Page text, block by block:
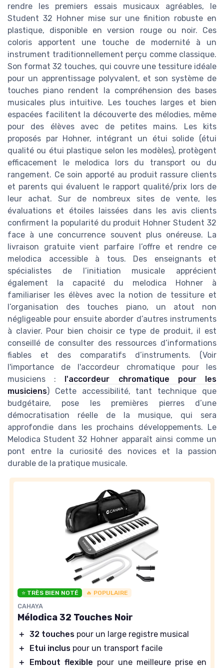
rendre les premiers essais musicaux agréables, le
Student 32 Hohner mise sur une finition robuste en
plastique, disponible en version rouge ou noir. Ces
coloris apportent une touche de modernité à un
instrument traditionnellement perçu comme classique.
Son format 32 touches, qui couvre une tessiture idéale
pour un apprentissage polyvalent, et son système de
touches piano rendent la compréhension des bases
musicales plus intuitive. Les touches larges et bien
espacées facilitent la découverte des mélodies, même
pour des élèves avec de petites mains. Les kits
proposés par Hohner, intégrant un étui solide (étui
qualité ou étui plastique selon les modèles), protègent
efficacement le melodica lors du transport ou du
rangement. Ce soin apporté au produit rassure clients
et parents qui évaluent le rapport qualité/prix lors de
leur achat. Sur de nombreux sites de vente, les
évaluations et étoiles laissées dans les avis clients
confirment la popularité du produit Hohner Student 32
face à une concurrence souvent plus onéreuse. La
livraison gratuite vient parfaire l’offre et rendre ce
melodica accessible à tous. Des enseignants et
spécialistes de l’initiation musicale apprécient
également la capacité du melodica Hohner à
familiariser les élèves avec la notion de tessiture et
l’organisation des touches piano, un atout non
négligeable pour ensuite aborder d’autres instruments
à clavier. Pour bien choisir ce type de produit, il est
conseillé de consulter des ressources d’informations
fiables et des comparatifs d’instruments. (Voir
l'importance de l'accordeur chromatique pour les
musiciens :
l'accordeur chromatique pour les
musiciens) Cette accessibilité, tant technique que
budgétaire, pose les premières pierres d’une
démocratisation réelle de la musique, qui sera
approfondie dans les prochains développements. Le
Melodica Student 32 Hohner apparaît ainsi comme un
pont entre la curiosité des novices et la passion
durable de la pratique musicale.
⭐ TRÈS BIEN NOTÉ 🔥 POPULAIRE
CAHAYA
Mélodica 32 Touches Noir
＋ 32 touches pour un large registre musical
＋
Etui inclus pour un transport facile
＋
Embout flexible pour une meilleure prise en